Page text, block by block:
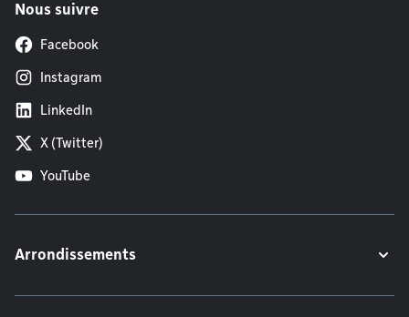
Nous suivre
Facebook
Instagram
LinkedIn
X (Twitter)
YouTube
Arrondissements